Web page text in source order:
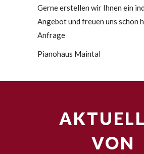
Gerne erstellen wir Ihnen ein
Angebot und freuen uns schon
Anfrage
Pianohaus Maintal
VON